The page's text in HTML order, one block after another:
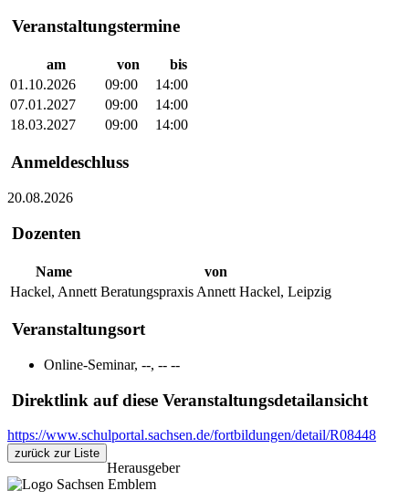
Veranstaltungstermine
am von
bis
01.10.2026
09:00
14:00
07.01.2027
09:00
14:00
18.03.2027
09:00 14:00
Anmeldeschluss
20.08.2026
Dozenten
Name
von
Hackel, Annett Beratungspraxis Annett Hackel, Leipzig
Veranstaltungsort
Online-Seminar, --, -- --
Direktlink auf diese Veranstaltungsdetailansicht
https://www.schulportal.sachsen.de/fortbildungen/detail/R08448
zurück zur Liste
Herausgeber